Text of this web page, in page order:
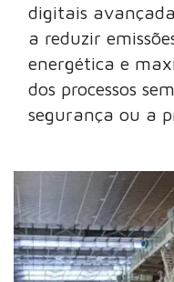
digitais
a reduzir
energética e
dos processos
segurança ou a